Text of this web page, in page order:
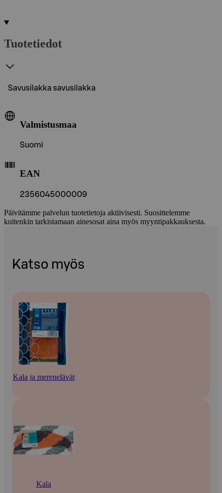
Tuotetiedot
Savusilakka savusilakka
Valmistusmaa
Suomi
EAN
2356045000009
Päivitämme palvelun tuotetietoja aktiivisesti. Suosittelemme
kuitenkin tarkistamaan ainesosat aina myös myyntipakkauksesta.
Katso myös
Kala ja merenelävät
Kala